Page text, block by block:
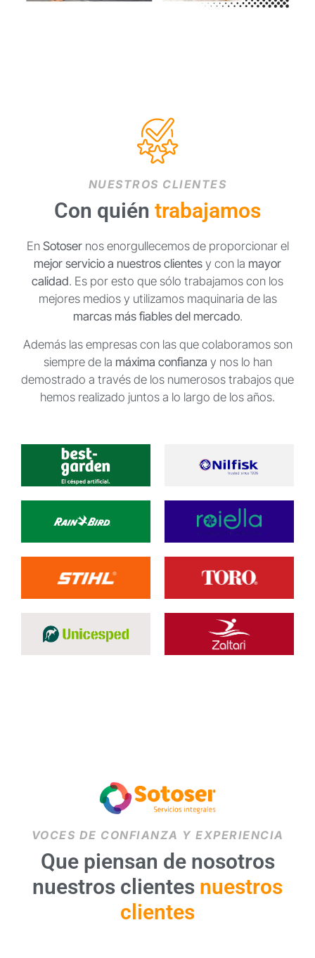
NUESTROS CLIENTES
Con quién trabajamos
En Sotosernos enorgullecemos de proporcionar el
mejor servicio a nuestros clientes y con la mayor
calidad. Es por esto que sólo trabajamos con los
mejores medios y utilizamos maquinaria de las
marcas más fiables del mercado.
Además las empresas con las que colaboramos son
siempre de la máxima confianza y nos lo han
demostrado a través de los numerosos trabajos que
hemos realizado juntos a lo largo de los años.
VOCES DE CONFIANZA Y EXPERIENCIA
Que piensan de nosotros
nuestros clientes nuestros
clientes